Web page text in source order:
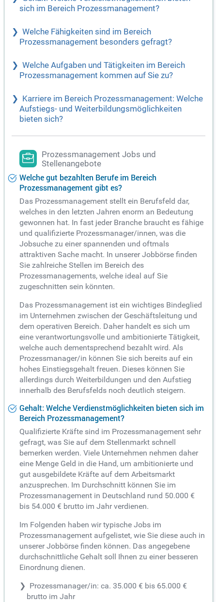
sich im Bereich Prozessmanagement?
Welche Fähigkeiten sind im Bereich
Prozessmanagement besonders gefragt?
Welche Aufgaben und Tätigkeiten im Bereich
Prozessmanagement kommen auf Sie zu?
Karriere im Bereich Prozessmanagement: Welche
Aufstiegs- und Weiterbildungsmöglichkeiten
bieten sich?
Prozessmanagement Jobs und
Stellenangebote
Welche gut bezahlten Berufe im Bereich
Prozessmanagement gibt es?
Das Prozessmanagement stellt ein Berufsfeld dar,
welches in den letzten Jahren enorm an Bedeutung
gewonnen hat. In fast jeder Branche braucht es fähige
und qualifizierte Prozessmanager/innen, was die
Jobsuche zu einer spannenden und oftmals
attraktiven Sache macht. In unserer Jobbörse finden
Sie zahlreiche Stellen im Bereich des
Prozessmanagements, welche ideal auf Sie
zugeschnitten sein könnten.
Das Prozessmanagement ist ein wichtiges Bindeglied
im Unternehmen zwischen der Geschäftsleitung und
dem operativen Bereich. Daher handelt es sich um
eine verantwortungsvolle und ambitionierte Tätigkeit,
welche auch dementsprechend bezahlt wird. Als
Prozessmanager/in können Sie sich bereits auf ein
hohes Einstiegsgehalt freuen. Dieses können Sie
allerdings durch Weiterbildungen und den Aufstieg
innerhalb des Berufsfelds noch deutlich steigern.
Gehalt: Welche Verdienstmöglichkeiten bieten sich im
Bereich Prozessmanagement?
Qualifizierte Kräfte sind im Prozessmanagement sehr
gefragt, was Sie auf dem Stellenmarkt schnell
bemerken werden. Viele Unternehmen nehmen daher
eine Menge Geld in die Hand, um ambitionierte und
gut ausgebildete Kräfte auf dem Arbeitsmarkt
anzusprechen. Im Durchschnitt können Sie im
Prozessmanagement in Deutschland rund 50.000 €
bis 54.000 € brutto im Jahr verdienen.
Im Folgenden haben wir typische Jobs im
Prozessmanagement aufgelistet, wie Sie diese auch in
unserer Jobbörse finden können. Das angegebene
durchschnittliche Gehalt soll Ihnen zu einer besseren
Einordnung dienen.
Prozessmanager/in: ca. 35.000 € bis 65.000 €
brutto im Jahr